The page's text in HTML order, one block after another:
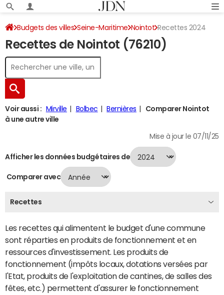
Budgets des villes Seine-Maritime Nointot Recettes 2024
Recettes de Nointot (76210)
Voir aussi : Mirville Bolbec Bernières
Comparer Nointot
à une autre ville
Mise à jour le 07/11/25
Afficher les données budgétaires de
Comparer avec
Recettes
Les recettes qui alimentent le budget d'une commune
sont réparties en produits de fonctionnement et en
ressources d'investissement. Les produits de
fonctionnement (impôts locaux, dotations versées par
l'Etat, produits de l'exploitation de cantines, de salles des
fêtes, etc.) permettent d'assurer le fonctionnement